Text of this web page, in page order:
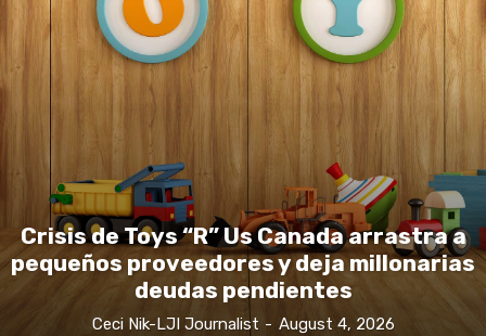
Crisis de Toys “R” Us Canada arrastra a
pequeños proveedores y deja millonarias
deudas pendientes
Ceci Nik-LJI Journalist - August 4, 2026